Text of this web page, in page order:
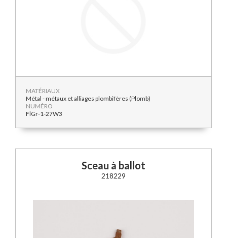
MATÉRIAUX
Métal - métaux et alliages plombifères (Plomb)
NUMÉRO
FlGr-1-27W3
Sceau à ballot
218229